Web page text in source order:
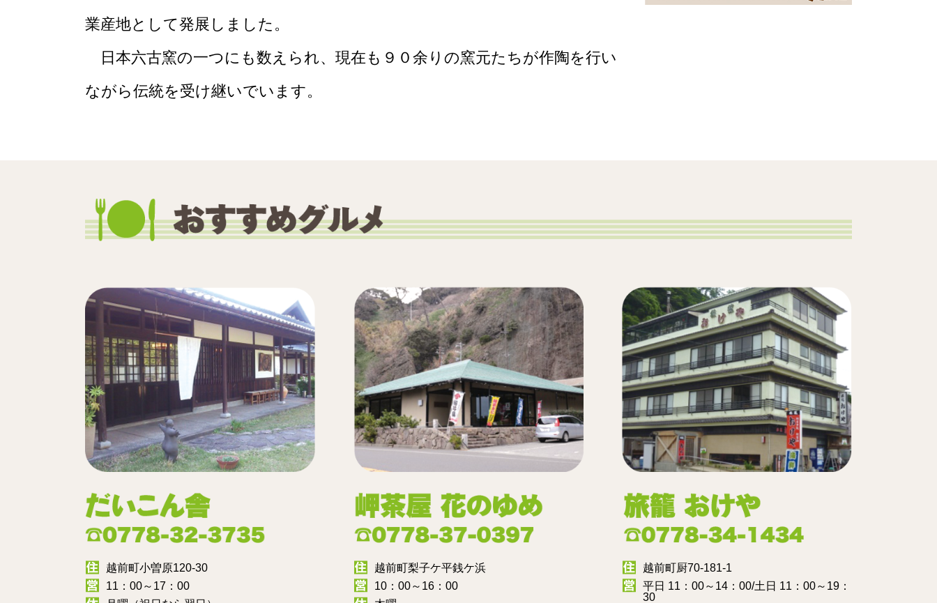
業産地として発展しました。
日本六古窯の一つにも数えられ、現在も９０余りの窯元たちが作陶を行い
ながら伝統を受け継いでいます。
越前町小曽原120-30
11：00～17：00
越前町梨子ケ平銭ケ浜
10：00～16：00
越前町厨70-181-1
平日 11：00～14：00/土日 11：00～19：
30